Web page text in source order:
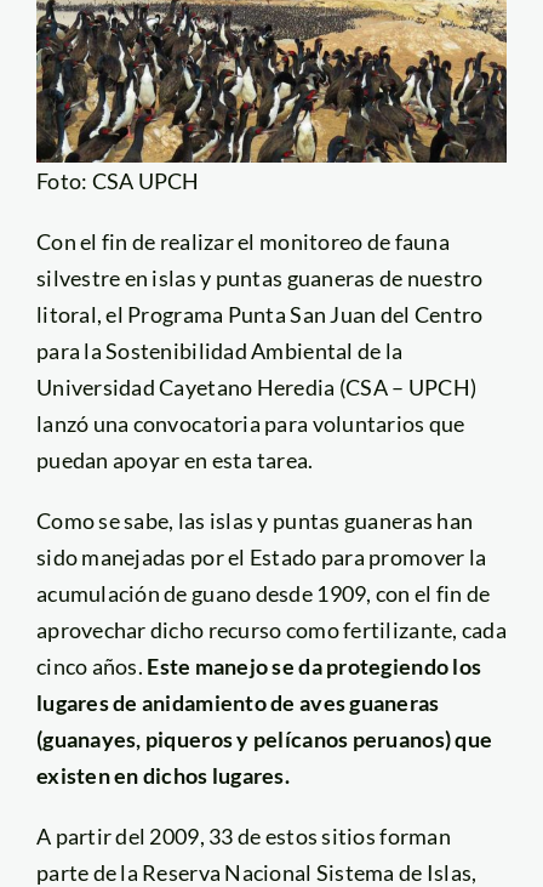
Foto: CSA UPCH
Con el fin de realizar el monitoreo de fauna
silvestre en islas y puntas guaneras de nuestro
litoral, el Programa Punta San Juan del Centro
para la Sostenibilidad Ambiental de la
Universidad Cayetano Heredia (CSA – UPCH)
lanzó una convocatoria para voluntarios que
puedan apoyar en esta tarea.
Como se sabe, las islas y puntas guaneras han
sido manejadas por el Estado para promover la
acumulación de guano desde 1909, con el fin de
aprovechar dicho recurso como fertilizante, cada
cinco años. Este manejo se da protegiendo los
lugares de anidamiento de aves guaneras
(guanayes, piqueros y pelícanos peruanos) que
existen en dichos lugares.
A partir del 2009, 33 de estos sitios forman
parte de la Reserva Nacional Sistema de Islas,